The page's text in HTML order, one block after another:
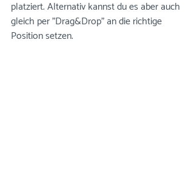
platziert. Alternativ kannst du es aber auch
gleich per "Drag&Drop" an die richtige
Position setzen.